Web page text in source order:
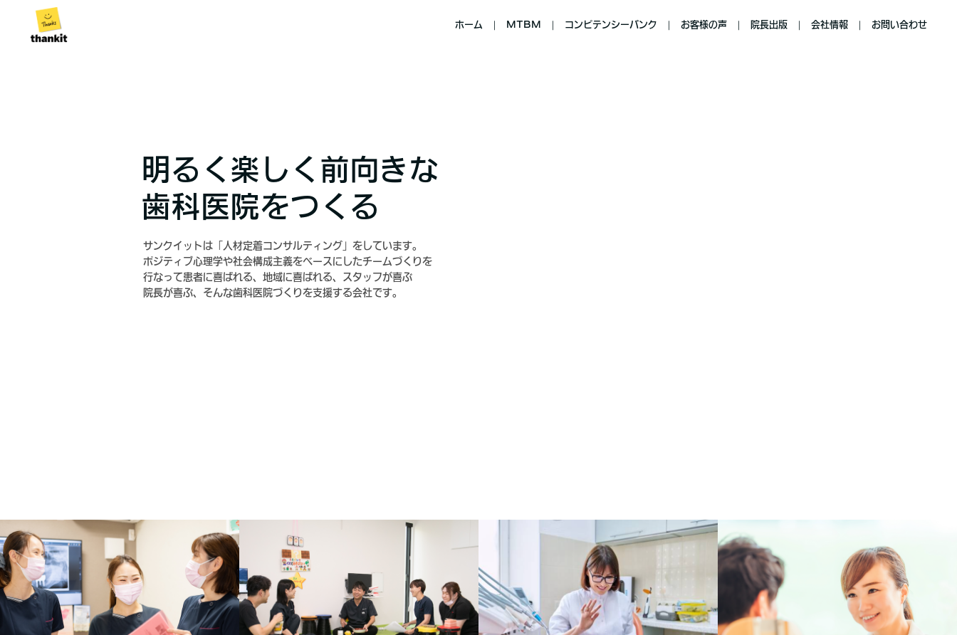
ホーム MTBM コンピテンシーバンク お客様の声 院長出版 会社情報 お問い合わせ
明るく楽しく前向きな
歯科医院をつくる
サンクイットは「人材定着コンサルティング」をしています。
ポジティブ心理学や社会構成主義をベースにしたチームづくりを
行なって患者に喜ばれる、地域に喜ばれる、スタッフが喜ぶ
院長が喜ぶ、そんな歯科医院づくりを支援する会社です。